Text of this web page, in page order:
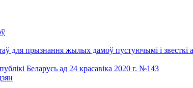
для прызнання жылых дамоў пустуючымі і
Беларусь ад 24 красавіка 2020 г. №143